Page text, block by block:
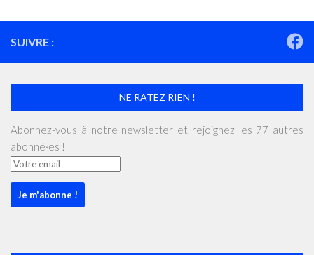
SUIVRE :
NE RATEZ RIEN !
Abonnez-vous à notre newsletter et rejoignez les 77 autres
abonné·es !